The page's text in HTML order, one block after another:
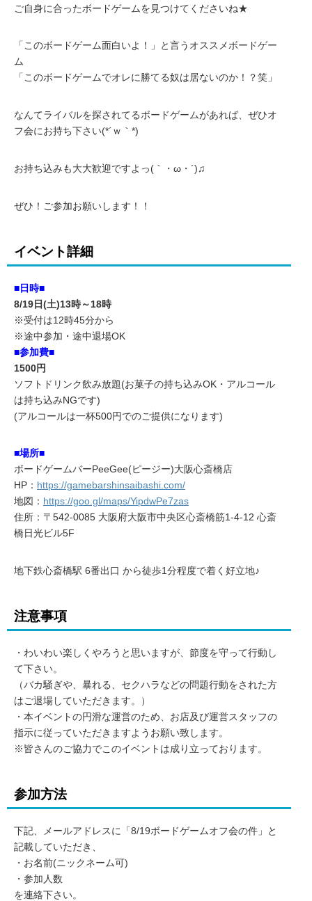
ご自身に合ったボードゲームを見つけてくださいね★
「このボードゲーム面白いよ！」と言うオススメボードゲー
ム
「このボードゲームでオレに勝てる奴は居ないのか！？笑」
なんてライバルを探されてるボードゲームがあれば、ぜひオ
フ会にお持ち下さい(*´ｗ｀*)
お持ち込みも大大歓迎ですよっ(｀・ω・´)♫
ぜひ！ご参加お願いします！！
イベント詳細
■日時■
8/19日(土)13時～18時
※受付は12時45分から
※途中参加・途中退場OK
■参加費■
1500円
ソフトドリンク飲み放題(お菓子の持ち込みOK・アルコール
は持ち込みNGです)
(アルコールは一杯500円でのご提供になります)
■場所■
ボードゲームバーPeeGee(ピージー)大阪心斎橋店
HP： https://gamebarshinsaibashi.com/
地図： https://goo.gl/maps/YipdwPe7zas
住所：〒542-0085 大阪府大阪市中央区心斎橋筋1-4-12 心斎
橋日光ビル5F
地下鉄心斎橋駅 6番出口 から徒歩1分程度で着く好立地♪
注意事項
・わいわい楽しくやろうと思いますが、節度を守って行動し
て下さい。
（バカ騒ぎや、暴れる、セクハラなどの問題行動をされた方
はご退場していただきます。）
・本イベントの円滑な運営のため、お店及び運営スタッフの
指示に従っていただきますようお願い致します。
※皆さんのご協力でこのイベントは成り立っております。
参加方法
下記、メールアドレスに「8/19ボードゲームオフ会の件」と
記載していただき、
・お名前(ニックネーム可)
・参加人数
を連絡下さい。